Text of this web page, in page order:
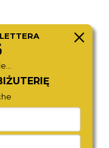
ES5477
980,-